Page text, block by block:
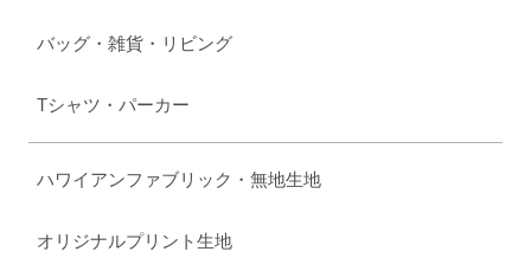
バッグ・雑貨・リビング
Tシャツ・パーカー
ハワイアンファブリック・無地生地
オリジナルプリント生地